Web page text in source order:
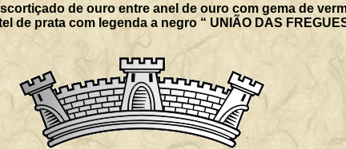
de ouro entre anel de ouro com gema de
de prata com legenda a negro “ UNIÃO DAS